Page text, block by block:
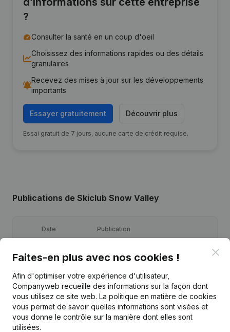
?
Consulter la santé en un coup d'oeil
Choisissez des informations rapides ou des détails
granulaires
Recevez des mises à jour sur les développements
importants
Essayer gratuitement Découvrir plus
Essai gratuit de 7 jours, aucune carte de crédit requise.
Publications de Skiclub Snow Valley
Date Publication
09-10-2024 Demissions - Nominations
16-10-2023
Demissions - Nominations - Statuts
(Traduction, Coordination, Autres
Modifications, …) (NL)
19-05-2022 Demissions - Nominations(NL)
Faites-en plus avec nos cookies !
Afin d'optimiser votre expérience d'utilisateur,
Companyweb recueille des informations sur la façon dont
vous utilisez ce site web. La politique en matière de cookies
vous permet de savoir quelles informations sont visées et
vous donne le contrôle sur la manière dont elles sont
utilisées.